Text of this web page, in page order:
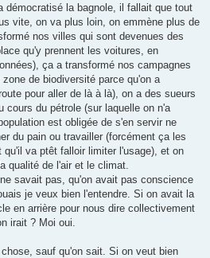
démocratisé la bagnole, il fallait que tout
vite, on va plus loin, on emmène plus de
nos villes qui sont devenues des
qu'y prennent les voitures, en
ça a transformé nos campagnes
de biodiversité parce qu'on a
pour aller de là à là), on a des sueurs
cours du pétrole (sur laquelle on n'a
est obligée de s'en servir ne
du pain ou travailler (forcément ça les
qu'il va ptêt falloir limiter l'usage), et on
qualité de l'air et le climat.
savait pas, qu'on avait pas conscience
je veux bien l'entendre. Si on avait la
en arrière pour nous dire collectivement
irait ? Moi oui.
chose, sauf qu'on sait. Si on veut bien